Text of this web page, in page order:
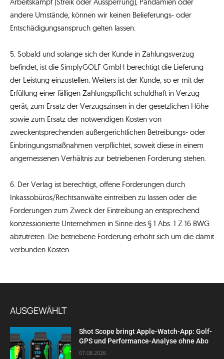
andere Umstände, können wir keinen Belieferungs- oder
Entschädigungsanspruch gelten lassen.
5. Sobald und solange sich der Kunde in Zahlungsverzug
befindet, ist die SimplyGOLF GmbH berechtigt die Lieferung
der Leistung einzustellen. Weiters ist der Kunde, so er mit der
Erfüllung einer fälligen Zahlungspflicht schuldhaft in Verzug
gerät, zum Ersatz der Verzugszinsen in der gesetzlichen Höhe
sowie zum Ersatz der notwendigen Kosten von
zweckentsprechenden außergerichtlichen Betreibungs- oder
Einbringungsmaßnahmen verpflichtet, soweit diese in einem
angemessenen Verhältnis zur betriebenen Forderung stehen.
6. Der Verlag ist berechtigt, offene Forderungen durch
Inkassobüros/Rechtsanwälte eintreiben zu lassen oder die
Forderungen zum Zweck der Eintreibung an entsprechend
konzessionierte Unternehmen in Sinne des § 1 Abs. 1 Z 16 BWG
abzutreten. Die betriebene Forderung erhöht sich um die damit
verbunden Kosten.
AUSGEWÄHLT
Shot Scope bringt Apple-Watch-App: Golf-
GPS und Performance-Analyse ohne Abo
07.08.2026